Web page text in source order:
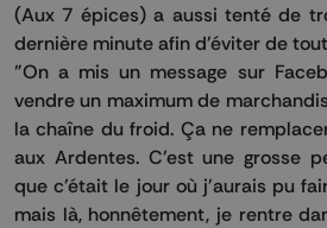
(Aux 7 épices) a aussi tenté de
dernière minute afin d'éviter de
"On a mis un message sur
vendre un maximum de
la chaîne du froid. Ça ne
aux Ardentes. C'est une grosse
que c'était le jour où j'aurais pu
mais là, honnêtement, je rentre